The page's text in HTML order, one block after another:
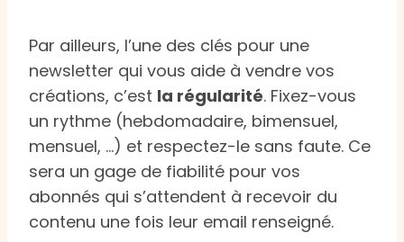
Par ailleurs, l’une des clés pour une
newsletter qui vous aide à vendre vos
créations, c’est la régularité. Fixez-vous
un rythme (hebdomadaire, bimensuel,
mensuel, …) et respectez-le sans faute. Ce
sera un gage de fiabilité pour vos
abonnés qui s’attendent à recevoir du
contenu une fois leur email renseigné.